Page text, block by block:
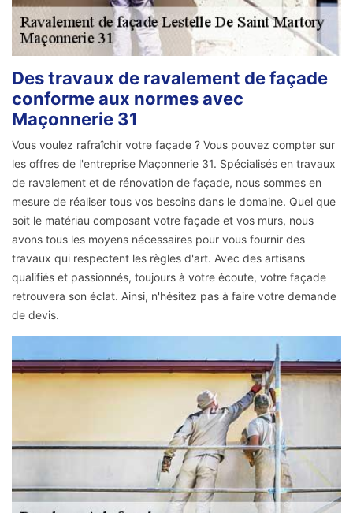
Des travaux de ravalement de façade
conforme aux normes avec
Maçonnerie 31
Vous voulez rafraîchir votre façade ? Vous pouvez compter sur
les offres de l'entreprise Maçonnerie 31. Spécialisés en travaux
de ravalement et de rénovation de façade, nous sommes en
mesure de réaliser tous vos besoins dans le domaine. Quel que
soit le matériau composant votre façade et vos murs, nous
avons tous les moyens nécessaires pour vous fournir des
travaux qui respectent les règles d'art. Avec des artisans
qualifiés et passionnés, toujours à votre écoute, votre façade
retrouvera son éclat. Ainsi, n'hésitez pas à faire votre demande
de devis.